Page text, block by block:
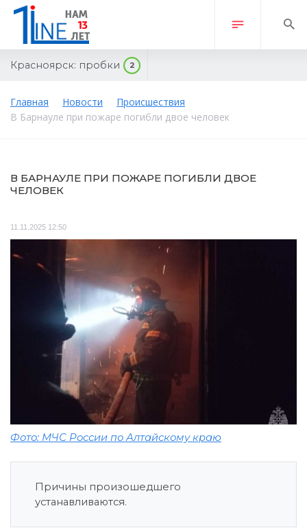
Красноярск: пробки 2
Главная Новости
Происшествия
В Барнауле при пожаре погибли двое человек
В БАРНАУЛЕ ПРИ ПОЖАРЕ ПОГИБЛИ ДВОЕ
ЧЕЛОВЕК
11.11.2025 12:50
Фото: МЧС России по Алтайскому краю
Причины произошедшего
устанавливаются.